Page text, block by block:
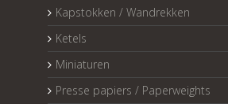
Kapstokken / Wandrekken
Ketels
Miniaturen
Presse papiers / Paperweights